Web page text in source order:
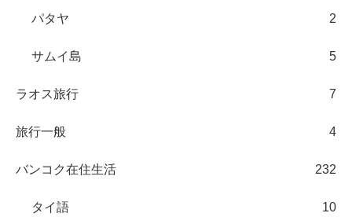
パタヤ 2
サムイ島 5
ラオス旅行 7
旅行一般 4
バンコク在住生活 232
タイ語 10